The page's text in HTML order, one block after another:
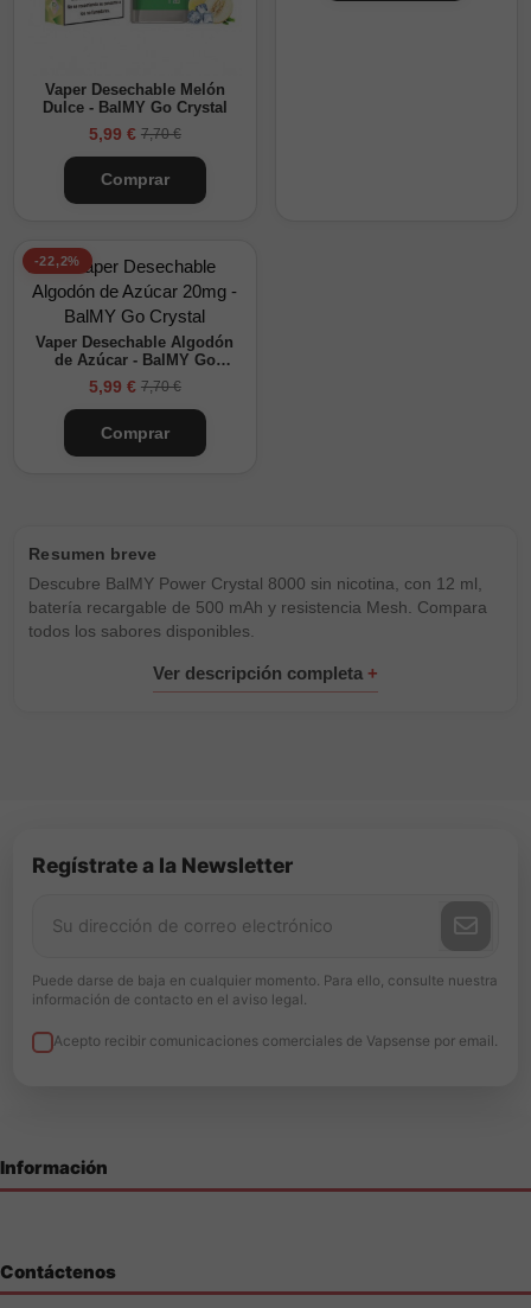
Vaper Desechable Melón
Dulce - BalMY Go Crystal
5,99 € 7,70 €
Comprar
-22,2%
Vaper Desechable Algodón
de Azúcar - BalMY Go
Crystal
5,99 € 7,70 €
Comprar
Descubre BalMY Power Crystal 8000 sin nicotina, con 12 ml,
batería recargable de 500 mAh y resistencia Mesh. Compara
todos los sabores disponibles.
Regístrate a la Newsletter
Puede darse de baja en cualquier momento. Para ello, consulte nuestra
información de contacto en el aviso legal.
Acepto recibir comunicaciones comerciales de Vapsense por email.
Información
Contáctenos